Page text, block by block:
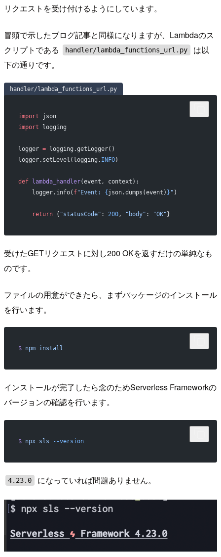
リクエストを受け付けるようにしています。
冒頭で示したブログ記事と同様になりますが、Lambdaのス
クリプトである
handler/lambda_functions_url.py
は以
下の通りです。
handler/lambda_functions_url.py
import json
import logging
logger = logging.getLogger()
logger.setLevel(logging. INFO)
def lambda_handler(event, context):
    logger.info(
f"Event: {json.dumps(event) } " )
    return
{ "statusCode" : 200, "body" : "OK"}
受けたGETリクエストに対し200 OKを返すだけの単純なも
のです。
ファイルの用意ができたら、まずパッケージのインストール
を行います。
$ npm install
インストールが完了したら念のためServerless Frameworkの
バージョンの確認を行います。
$ npx sls --version
4.23.0 になっていれば問題ありません。